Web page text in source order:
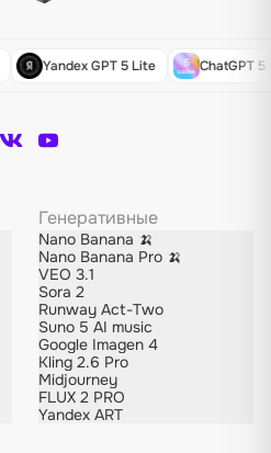
Yandex GPT 5 Lite ChatGPT 5
Генеративные
Nano Banana 🍌
Nano Banana Pro 🍌
VEO 3.1
Sora 2
Runway Act-Two
Suno 5 AI music
Google Imagen 4
Kling 2.6 Pro
Midjourney
FLUX 2 PRO
Yandex ART